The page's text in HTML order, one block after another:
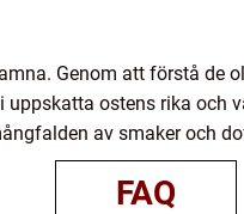
Genom att förstå de
ostens rika och
av smaker och
FAQ